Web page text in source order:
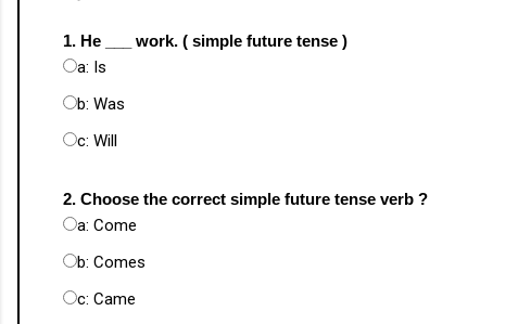
1. He ___ work. ( simple future tense )
a: Is
b: Was
c: Will
2. Choose the correct simple future tense verb ?
a: Come
b: Comes
c: Came